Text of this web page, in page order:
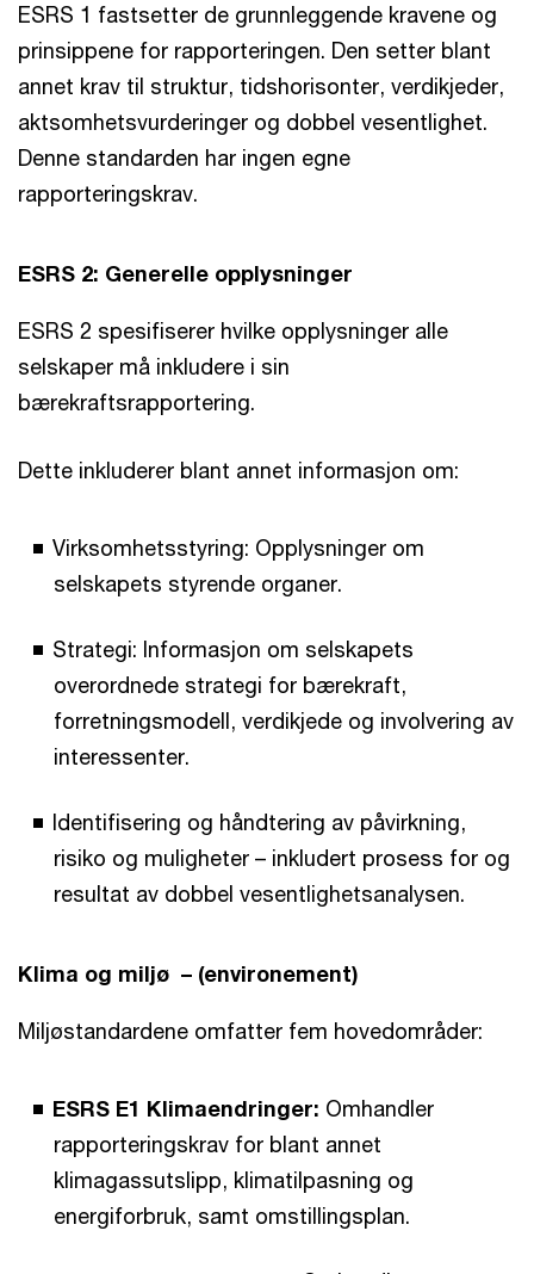
ESRS 1 fastsetter de grunnleggende kravene og
prinsippene for rapporteringen. Den setter blant
annet krav til struktur, tidshorisonter, verdikjeder,
aktsomhetsvurderinger og dobbel vesentlighet.
Denne standarden har ingen egne
rapporteringskrav.
ESRS 2: Generelle opplysninger
ESRS 2 spesifiserer hvilke opplysninger alle
selskaper må inkludere i sin
bærekraftsrapportering.
Dette inkluderer blant annet informasjon om:
Virksomhetsstyring: Opplysninger om
selskapets styrende organer.
Strategi: Informasjon om selskapets
overordnede strategi for bærekraft,
forretningsmodell, verdikjede og involvering av
interessenter.
Identifisering og håndtering av påvirkning,
risiko og muligheter – inkludert prosess for og
resultat av dobbel vesentlighetsanalysen.
Klima og miljø – (environement)
Miljøstandardene omfatter fem hovedområder:
ESRS E1 Klimaendringer: Omhandler
rapporteringskrav for blant annet
klimagassutslipp, klimatilpasning og
energiforbruk, samt omstillingsplan.